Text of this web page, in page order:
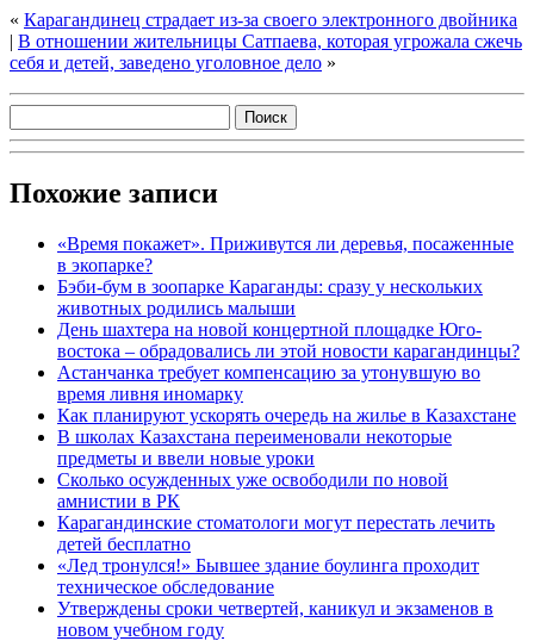
« Карагандинец страдает из-за своего электронного двойника
| В отношении жительницы Сатпаева, которая угрожала сжечь
себя и детей, заведено уголовное дело »
Похожие записи
«Время покажет». Приживутся ли деревья, посаженные
в экопарке?
Бэби-бум в зоопарке Караганды: сразу у нескольких
животных родились малыши
День шахтера на новой концертной площадке Юго-
востока – обрадовались ли этой новости карагандинцы?
Астанчанка требует компенсацию за утонувшую во
время ливня иномарку
Как планируют ускорять очередь на жилье в Казахстане
В школах Казахстана переименовали некоторые
предметы и ввели новые уроки
Сколько осужденных уже освободили по новой
амнистии в РК
Карагандинские стоматологи могут перестать лечить
детей бесплатно
«Лед тронулся!» Бывшее здание боулинга проходит
техническое обследование
Утверждены сроки четвертей, каникул и экзаменов в
новом учебном году